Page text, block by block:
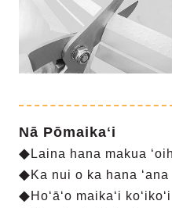
Nā Pōmaikaʻi
◆ Laina hana makua
◆Ka nui o ka hana ʻana
◆Hoʻāʻo maikaʻi koʻikoʻi